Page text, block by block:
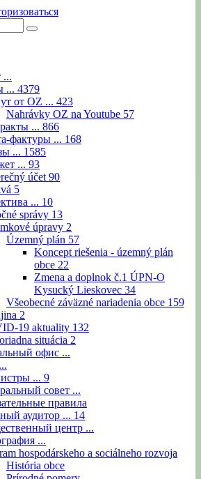
...
... 4379
от OZ ... 423
Nahrávky OZ na Youtube 57
... 866
фактуры ... 168
... 1585
... 93
účet 90
5
... 10
správy 13
úpravy 2
Územný plán 57
Koncept riešenia - územný plán
obce 22
Zmena a doplnok č.1 ÚPN-O
Kysucký Lieskovec 34
Všeobecné záväzné nariadenia obce 159
2
19 aktuality 132
situácia 2
офис ...
... 9
совет ...
правила
аудитор ... 14
центр ...
...
hospodárskeho a sociálneho rozvoja
História obce